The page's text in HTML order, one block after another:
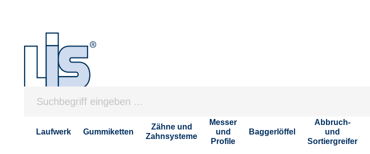
Laufwerk Gummiketten
Zähne und
Zahnsysteme
Messer
und
Profile
Baggerlöffel
Abbruch-
und
Sortiergreifer